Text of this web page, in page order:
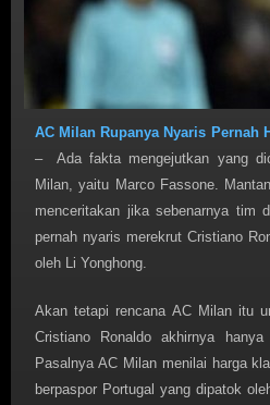
AC Milan Rupanya Nyaris Pernah
– Ada fakta mengejutkan yang
Milan, yaitu Marco Fassone.
menceritakan jika sebenarnya tim
pernah nyaris merekrut Cristiano
oleh Li Yonghong.
Akan tetapi rencana AC Milan itu
Cristiano Ronaldo akhirnya hanya
Pasalnya AC Milan menilai harga
berpaspor Portugal yang dipatok